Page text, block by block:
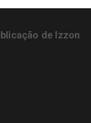
de Izzon